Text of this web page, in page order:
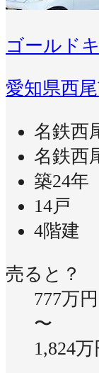
ゴールド
愛知県西
名鉄西
名鉄西
築24年
14戸
4階建
売ると？
777万円
〜
1,824万